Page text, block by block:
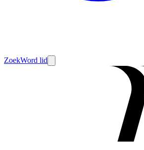
ZoekWord lid